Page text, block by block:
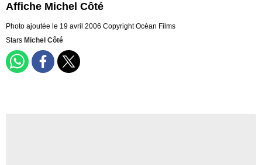
Affiche Michel Côté
Photo ajoutée le 19 avril 2006 Copyright Océan Films
Stars Michel Côté